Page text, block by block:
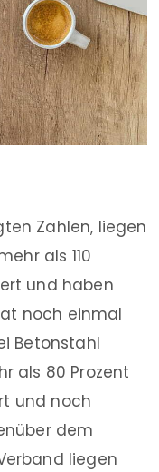
Zahlen, liegen
als 110
und haben
noch einmal
Betonstahl
als 80 Prozent
und noch
dem
liegen